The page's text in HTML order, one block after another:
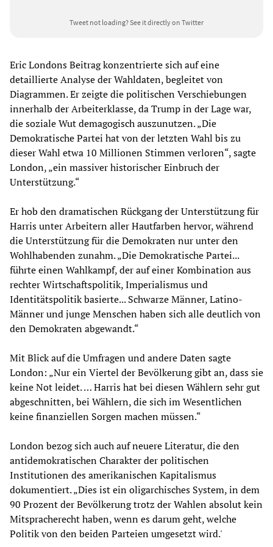
Tweet not loading?See it directly on Twitter
Eric Londons Beitrag konzentrierte sich auf eine
detaillierte Analyse der Wahldaten, begleitet von
Diagrammen. Er zeigte die politischen Verschiebungen
innerhalb der Arbeiterklasse, da Trump in der Lage war,
die soziale Wut demagogisch auszunutzen. „Die
Demokratische Partei hat von der letzten Wahl bis zu
dieser Wahl etwa 10 Millionen Stimmen verloren“, sagte
London, „ein massiver historischer Einbruch der
Unterstützung.“
Er hob den dramatischen Rückgang der Unterstützung für
Harris unter Arbeitern aller Hautfarben hervor, während
die Unterstützung für die Demokraten nur unter den
Wohlhabenden zunahm. „Die Demokratische Partei...
führte einen Wahlkampf, der auf einer Kombination aus
rechter Wirtschaftspolitik, Imperialismus und
Identitätspolitik basierte... Schwarze Männer, Latino-
Männer und junge Menschen haben sich alle deutlich von
den Demokraten abgewandt.“
Mit Blick auf die Umfragen und andere Daten sagte
London: „Nur ein Viertel der Bevölkerung gibt an, dass sie
keine Not leidet. … Harris hat bei diesen Wählern sehr gut
abgeschnitten, bei Wählern, die sich im Wesentlichen
keine finanziellen Sorgen machen müssen.“
London bezog sich auch auf neuere Literatur, die den
antidemokratischen Charakter der politischen
Institutionen des amerikanischen Kapitalismus
dokumentiert. „Dies ist ein oligarchisches System, in dem
90 Prozent der Bevölkerung trotz der Wahlen absolut kein
Mitspracherecht haben, wenn es darum geht, welche
Politik von den beiden Parteien umgesetzt wird.'